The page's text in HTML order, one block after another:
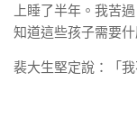
上睡了半年。我苦
知道這些孩子需要什
裴大生堅定說：「